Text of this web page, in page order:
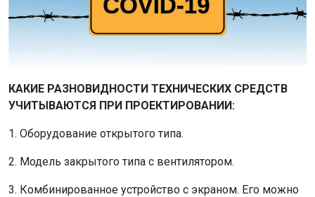
КАКИЕ РАЗНОВИДНОСТИ ТЕХНИЧЕСКИХ СРЕДСТВ
УЧИТЫВАЮТСЯ ПРИ ПРОЕКТИРОВАНИИ:
1. Оборудование открытого типа.
2. Модель закрытого типа с вентилятором.
3. Комбинированное устройство с экраном. Его можно